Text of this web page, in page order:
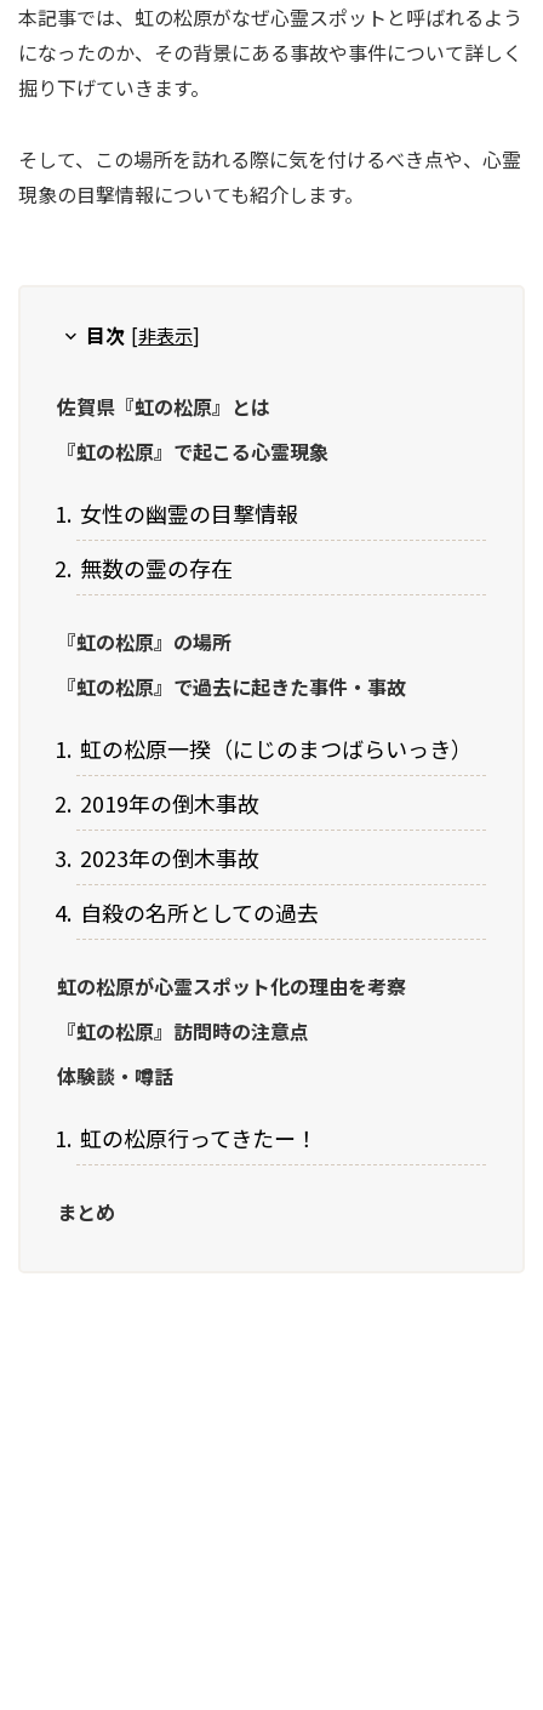
本記事では、虹の松原がなぜ心霊スポットと呼ばれるよう
になったのか、その背景にある事故や事件について詳しく
掘り下げていきます。
そして、この場所を訪れる際に気を付けるべき点や、心霊
現象の目撃情報についても紹介します。
目次 [非表示]
佐賀県『虹の松原』とは
『虹の松原』で起こる心霊現象
女性の幽霊の目撃情報
無数の霊の存在
『虹の松原』の場所
『虹の松原』で過去に起きた事件・事故
虹の松原一揆（にじのまつばらいっき）
2019年の倒木事故
2023年の倒木事故
自殺の名所としての過去
虹の松原が心霊スポット化の理由を考察
『虹の松原』訪問時の注意点
体験談・噂話
虹の松原行ってきたー！
まとめ